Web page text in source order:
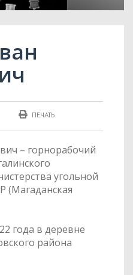
ПЕЧАТЬ
– горнорабочий
угольной
(Магаданская
года в деревне
района